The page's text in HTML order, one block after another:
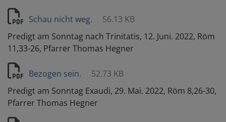
Schau nicht weg.
56.13 KB
Predigt am Sonntag nach Trinitatis, 12. Juni. 2022, Röm
11,33-26, Pfarrer Thomas Hegner
Bezogen sein.
52.73 KB
Predigt am Sonntag Exaudi, 29. Mai. 2022, Röm 8,26-30,
Pfarrer Thomas Hegner